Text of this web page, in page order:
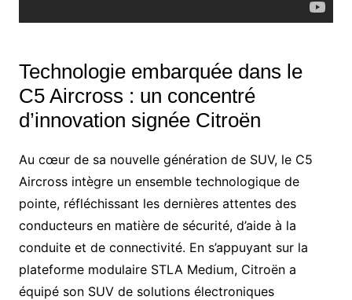
Technologie embarquée dans le
C5 Aircross : un concentré
d’innovation signée Citroën
Au cœur de sa nouvelle génération de SUV, le C5
Aircross intègre un ensemble technologique de
pointe, réfléchissant les dernières attentes des
conducteurs en matière de sécurité, d’aide à la
conduite et de connectivité. En s’appuyant sur la
plateforme modulaire STLA Medium, Citroën a
équipé son SUV de solutions électroniques